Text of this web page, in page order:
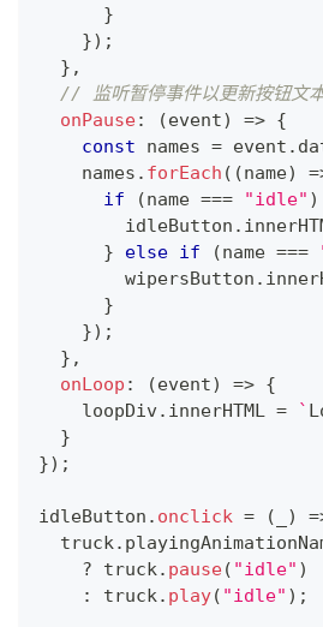
}
}) ;
} ,
// 监听暂停事件以更新按钮文
onPause: (event) => {
const names = event .
    names
. forEach ( (name)
if
(name === "idle" )
        idleButton
.
}
else if (name ===
        wipersButton
.
}
}) ;
} ,
onLoop : (event) => {
    loopDiv
. innerHTML = `
}
}) ;
idleButton . onclick = ( )
  truck
.
? truck. pause( "idle" )
:
truck. play( "idle" ) ;